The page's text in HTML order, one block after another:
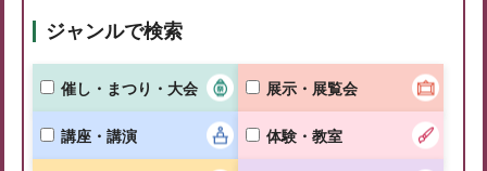
ジャンルで検索
催し・まつり・大会 展示・展覧会
講座・講演 体験・教室